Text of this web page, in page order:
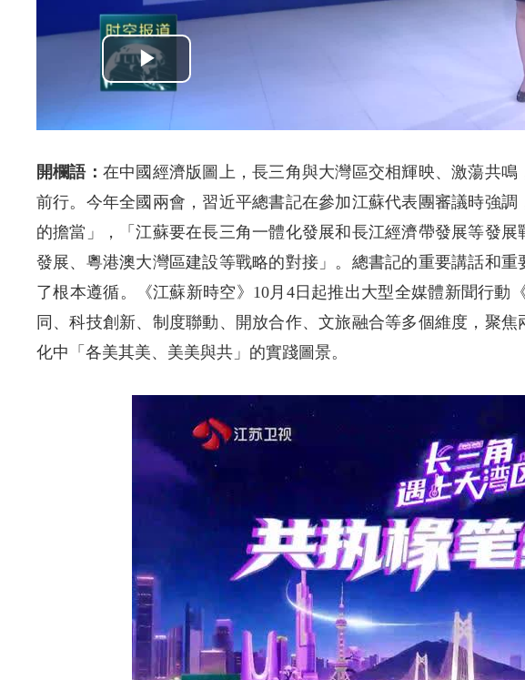
開欄語： 在中國經濟版圖上，長三角與大灣區交相輝映、激蕩共
前行。今年全國兩會，習近平總書記在參加江蘇代表團審議時強
的擔當」，「江蘇要在長三角一體化發展和長江經濟帶發展等發
發展、粵港澳大灣區建設等戰略的對接」。總書記的重要講話和
了根本遵循。《江蘇新時空》10月4日起推出大型全媒體新聞行動
同、科技創新、制度聯動、開放合作、文旅融合等多個維度，聚
化中「各美其美、美美與共」的實踐圖景。